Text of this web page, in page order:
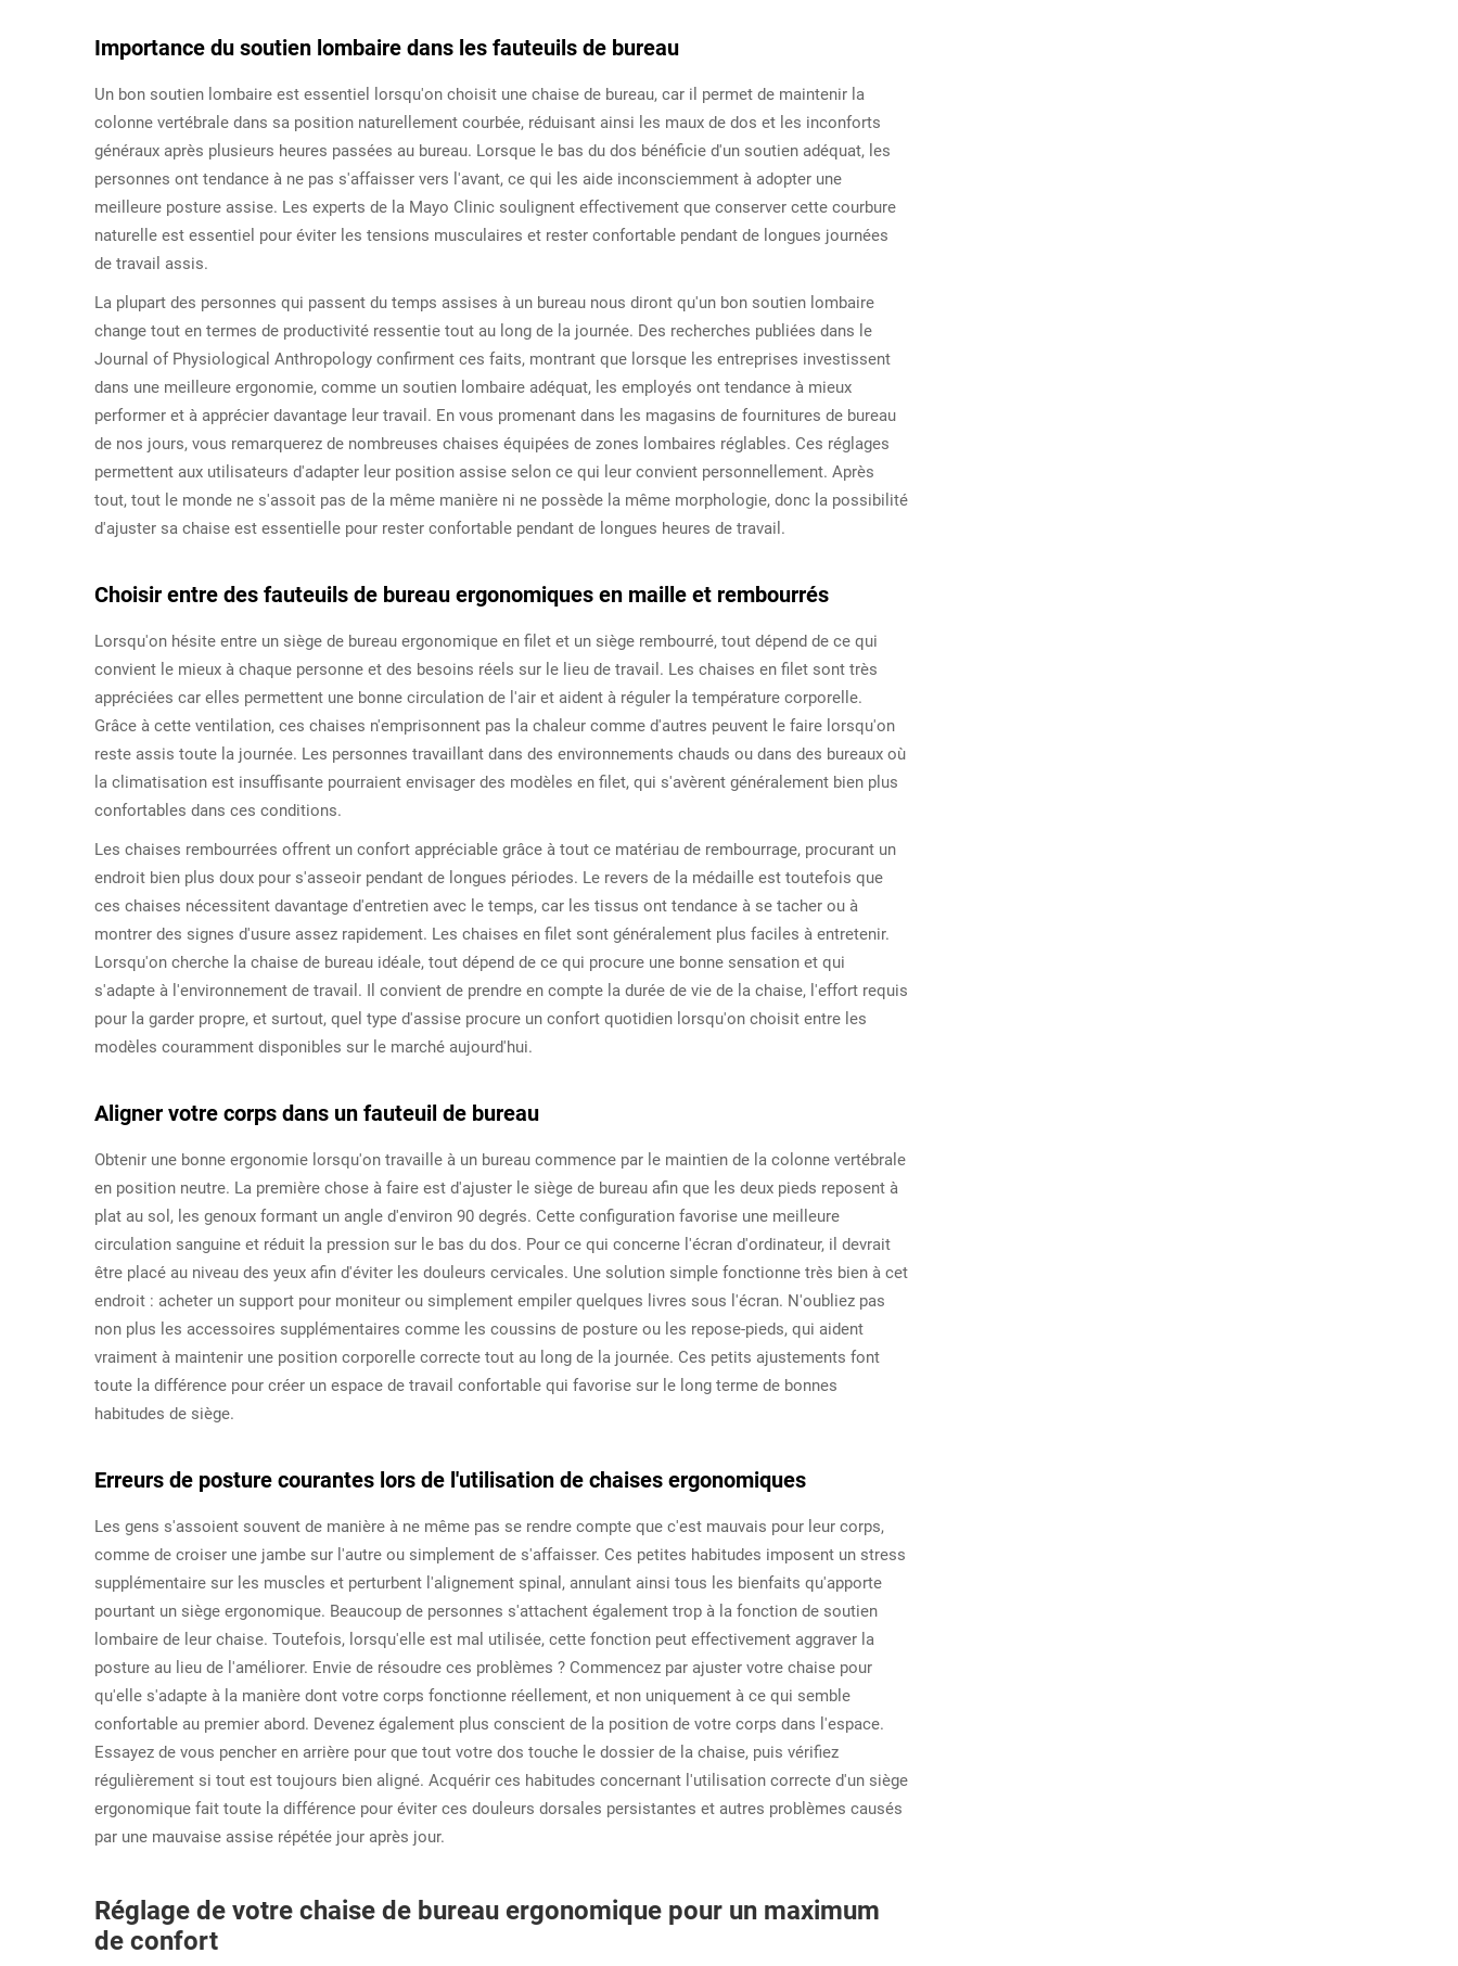
Importance du soutien lombaire dans les fauteuils de bureau
Un bon soutien lombaire est essentiel lorsqu'on choisit une chaise de bureau, car il permet de maintenir la
colonne vertébrale dans sa position naturellement courbée, réduisant ainsi les maux de dos et les inconforts
généraux après plusieurs heures passées au bureau. Lorsque le bas du dos bénéficie d'un soutien adéquat, les
personnes ont tendance à ne pas s'affaisser vers l'avant, ce qui les aide inconsciemment à adopter une
meilleure posture assise. Les experts de la Mayo Clinic soulignent effectivement que conserver cette courbure
naturelle est essentiel pour éviter les tensions musculaires et rester confortable pendant de longues journées
de travail assis.
La plupart des personnes qui passent du temps assises à un bureau nous diront qu'un bon soutien lombaire
change tout en termes de productivité ressentie tout au long de la journée. Des recherches publiées dans le
Journal of Physiological Anthropology confirment ces faits, montrant que lorsque les entreprises investissent
dans une meilleure ergonomie, comme un soutien lombaire adéquat, les employés ont tendance à mieux
performer et à apprécier davantage leur travail. En vous promenant dans les magasins de fournitures de bureau
de nos jours, vous remarquerez de nombreuses chaises équipées de zones lombaires réglables. Ces réglages
permettent aux utilisateurs d'adapter leur position assise selon ce qui leur convient personnellement. Après
tout, tout le monde ne s'assoit pas de la même manière ni ne possède la même morphologie, donc la possibilité
d'ajuster sa chaise est essentielle pour rester confortable pendant de longues heures de travail.
Choisir entre des fauteuils de bureau ergonomiques en maille et rembourrés
Lorsqu'on hésite entre un siège de bureau ergonomique en filet et un siège rembourré, tout dépend de ce qui
convient le mieux à chaque personne et des besoins réels sur le lieu de travail. Les chaises en filet sont très
appréciées car elles permettent une bonne circulation de l'air et aident à réguler la température corporelle.
Grâce à cette ventilation, ces chaises n'emprisonnent pas la chaleur comme d'autres peuvent le faire lorsqu'on
reste assis toute la journée. Les personnes travaillant dans des environnements chauds ou dans des bureaux où
la climatisation est insuffisante pourraient envisager des modèles en filet, qui s'avèrent généralement bien plus
confortables dans ces conditions.
Les chaises rembourrées offrent un confort appréciable grâce à tout ce matériau de rembourrage, procurant un
endroit bien plus doux pour s'asseoir pendant de longues périodes. Le revers de la médaille est toutefois que
ces chaises nécessitent davantage d'entretien avec le temps, car les tissus ont tendance à se tacher ou à
montrer des signes d'usure assez rapidement. Les chaises en filet sont généralement plus faciles à entretenir.
Lorsqu'on cherche la chaise de bureau idéale, tout dépend de ce qui procure une bonne sensation et qui
s'adapte à l'environnement de travail. Il convient de prendre en compte la durée de vie de la chaise, l'effort requis
pour la garder propre, et surtout, quel type d'assise procure un confort quotidien lorsqu'on choisit entre les
modèles couramment disponibles sur le marché aujourd'hui.
Aligner votre corps dans un fauteuil de bureau
Obtenir une bonne ergonomie lorsqu'on travaille à un bureau commence par le maintien de la colonne vertébrale
en position neutre. La première chose à faire est d'ajuster le siège de bureau afin que les deux pieds reposent à
plat au sol, les genoux formant un angle d'environ 90 degrés. Cette configuration favorise une meilleure
circulation sanguine et réduit la pression sur le bas du dos. Pour ce qui concerne l'écran d'ordinateur, il devrait
être placé au niveau des yeux afin d'éviter les douleurs cervicales. Une solution simple fonctionne très bien à cet
endroit : acheter un support pour moniteur ou simplement empiler quelques livres sous l'écran. N'oubliez pas
non plus les accessoires supplémentaires comme les coussins de posture ou les repose-pieds, qui aident
vraiment à maintenir une position corporelle correcte tout au long de la journée. Ces petits ajustements font
toute la différence pour créer un espace de travail confortable qui favorise sur le long terme de bonnes
habitudes de siège.
Erreurs de posture courantes lors de l'utilisation de chaises ergonomiques
Les gens s'assoient souvent de manière à ne même pas se rendre compte que c'est mauvais pour leur corps,
comme de croiser une jambe sur l'autre ou simplement de s'affaisser. Ces petites habitudes imposent un stress
supplémentaire sur les muscles et perturbent l'alignement spinal, annulant ainsi tous les bienfaits qu'apporte
pourtant un siège ergonomique. Beaucoup de personnes s'attachent également trop à la fonction de soutien
lombaire de leur chaise. Toutefois, lorsqu'elle est mal utilisée, cette fonction peut effectivement aggraver la
posture au lieu de l'améliorer. Envie de résoudre ces problèmes ? Commencez par ajuster votre chaise pour
qu'elle s'adapte à la manière dont votre corps fonctionne réellement, et non uniquement à ce qui semble
confortable au premier abord. Devenez également plus conscient de la position de votre corps dans l'espace.
Essayez de vous pencher en arrière pour que tout votre dos touche le dossier de la chaise, puis vérifiez
régulièrement si tout est toujours bien aligné. Acquérir ces habitudes concernant l'utilisation correcte d'un siège
ergonomique fait toute la différence pour éviter ces douleurs dorsales persistantes et autres problèmes causés
par une mauvaise assise répétée jour après jour.
Réglage de votre chaise de bureau ergonomique pour un maximum
de confort